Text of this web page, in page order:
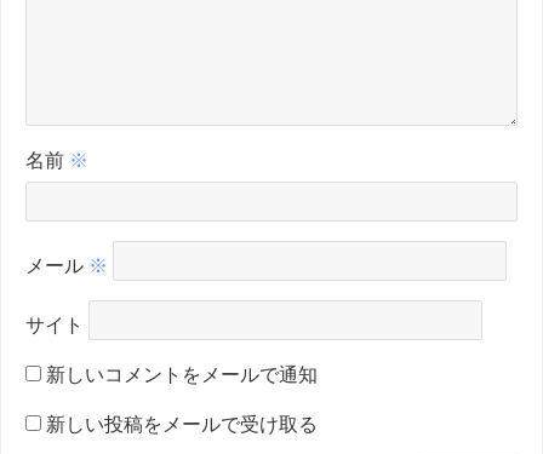
名前 ※
メール ※
サイト
新しいコメントをメールで通知
新しい投稿をメールで受け取る